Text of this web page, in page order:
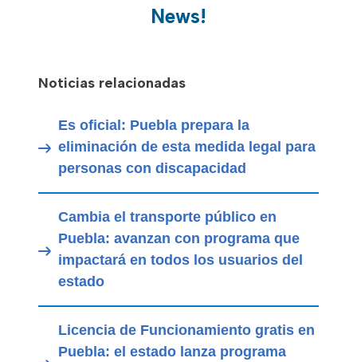
News!
Noticias relacionadas
Es oficial: Puebla prepara la
eliminación de esta medida legal para
personas con discapacidad
Cambia el transporte público en
Puebla: avanzan con programa que
impactará en todos los usuarios del
estado
Licencia de Funcionamiento gratis en
Puebla: el estado lanza programa